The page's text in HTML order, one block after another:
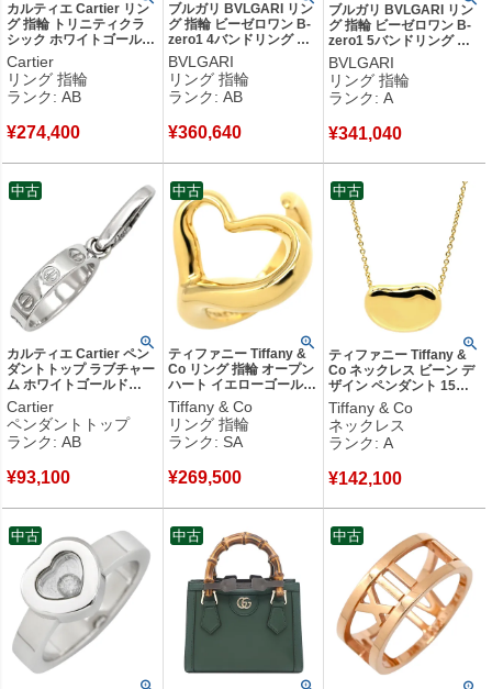
カルティエ Cartier リン
グ 指輪 トリニティクラ
シック ホワイトゴールド
×イエローゴールド×ピン
クゴールド #48(JP8) 3連
3カラー 3ゴールド18K
750 8号 【中古】中古品
Cartier
リング 指輪
ランク: AB
¥274,400
ブルガリ BVLGARI リン
グ 指輪 ビーゼロワン B-
zero1 4バンドリング ホ
ワイトゴールド
#51(JP11) Au750 18K
18金 10号 346594 【中
古】中古品
BVLGARI
リング 指輪
ランク: AB
¥360,640
ブルガリ BVLGARI リン
グ 指輪 ビーゼロワン B-
zero1 5バンドリング ホ
ワイトゴールド
#51(JP11) BVLGARI
Au750 WG 18K 18金 10
号 【中古】中古美品
BVLGARI
リング 指輪
ランク: A
¥341,040
カルティエ Cartier ペン
ダントトップ ラブチャー
ム ホワイトゴールド
LOVE Au750 18K 18金
WG ベビー ネックレスト
ップ 【中古】中古品
Cartier
ペンダントトップ
ランク: AB
¥93,100
中古
ティファニー Tiffany &
Co リング 指輪 オープン
ハート イエローゴールド
T＆Co. 18K 750YG エル
サ ペレッティ 11号 【中
古】新品同様品
Tiffany & Co
リング 指輪
ランク: SA
¥269,500
中古
ティファニー Tiffany &
Co ネックレス ビーン デ
ザイン ペンダント 15mm
イエローゴールド 750YG
18金 エルサペレッティ
【中古】中古美品
Tiffany & Co
ネックレス
ランク: A
¥142,100
中古
中古 中古 中古